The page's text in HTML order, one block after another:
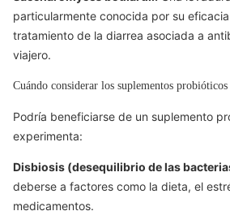
particularmente conocida por su
tratamiento de la diarrea asociada a
viajero.
Cuándo considerar los suplementos probióticos
Podría beneficiarse de un suplemento
experimenta:
Disbiosis (desequilibrio de las
deberse a factores como la dieta, el
medicamentos.